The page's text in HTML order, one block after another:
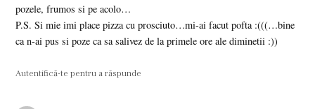
pozele, frumos si pe acolo…
P.S. Si mie imi place pizza cu prosciuto…mi-ai facut pofta :(((…bine
ca n-ai pus si poze ca sa salivez de la primele ore ale diminetii :))
Autentifică-te pentru a răspunde